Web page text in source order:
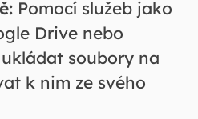
Pomocí služeb jako
Drive nebo
soubory na
k nim ze svého